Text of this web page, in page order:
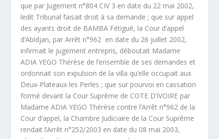
que par Jugement n°804 CIV 3 en date du 22 mai 2002,
ledit Tribunal faisait droit à sa demande ; que sur appel
des ayants droit de BAMBA Fétigué, la Cour d’appel
d’Abidjan, par Arrêt n°962 en date du 26 juillet 2002,
infirmait le jugement entrepris, déboutait Madame
ADIA YEGO Thérèse de l’ensemble de ses demandes et
ordonnait son expulsion de la villa qu’elle occupait aux
Deux-Plateaux les Perles ; que sur pourvoi en cassation
formé devant la Cour Suprême de COTE D’IVOIRE par
Madame ADIA YEGO Thérèse contre l’Arrêt n°962 de la
Cour d’appel, la Chambre Judiciaire de la Cour Suprême
rendait l’Arrêt n°252/2003 en date du 08 mai 2003,